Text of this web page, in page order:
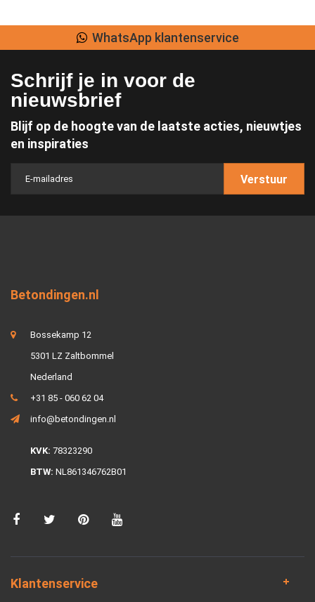
WhatsApp klantenservice
Schrijf je in voor de
nieuwsbrief
Blijf op de hoogte van de laatste acties, nieuwtjes
en inspiraties
Verstuur
Betondingen.nl
Bossekamp 12
5301 LZ Zaltbommel
Nederland
+31 85 - 060 62 04
info@betondingen.nl
KVK: 78323290
BTW: NL861346762B01
Klantenservice